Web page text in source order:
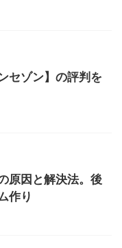
セゾン】の評判を
原因と解決法。後
作り